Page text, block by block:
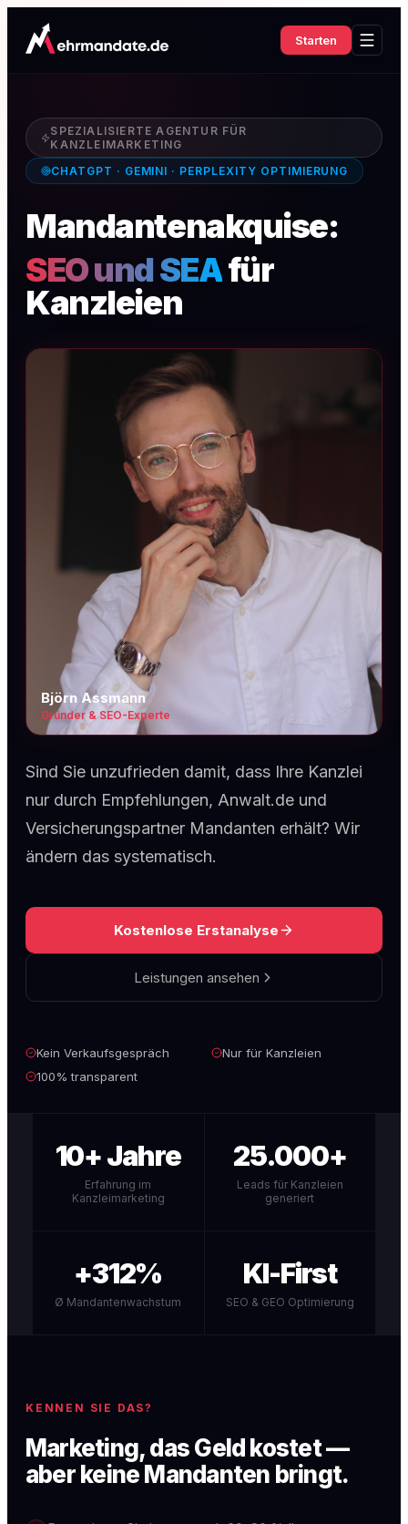
Starten
SPEZIALISIERTE AGENTUR FÜR
KANZLEIMARKETING
CHATGPT · GEMINI · PERPLEXITY OPTIMIERUNG
Mandantenakquise:
SEO und SEAfür
Kanzleien
Björn Assmann
Gründer & SEO-Experte
Sind Sie unzufrieden damit, dass Ihre Kanzlei
nur durch Empfehlungen, Anwalt.de und
Versicherungspartner Mandanten erhält? Wir
ändern das systematisch.
Kostenlose Erstanalyse
Leistungen ansehen
Kein Verkaufsgespräch
Nur für Kanzleien
100% transparent
10+ Jahre
Erfahrung im
Kanzleimarketing
25.000+
Leads für Kanzleien
generiert
+312%
Ø Mandantenwachstum
KI-First
SEO & GEO Optimierung
KENNEN SIE DAS?
Marketing, das Geld kostet —
aber keine Mandanten bringt.